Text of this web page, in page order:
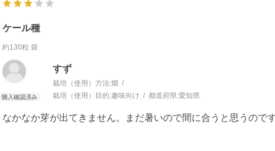
ケール種
約130粒 袋
すず
栽培（使用）方法:畑
栽培（使用）目的:趣味向け 都道府県:愛知県
なかなか芽が出てきません。まだ暑いので間に合うと思うの